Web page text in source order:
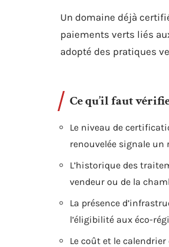
Un domaine déjà
paiements verts liés
adopté des pratiques
Ce qu’il faut
Le niveau de
renouvelée signale
L’historique des
vendeur ou de la
La présence
l’éligibilité aux éco-
Le coût et le